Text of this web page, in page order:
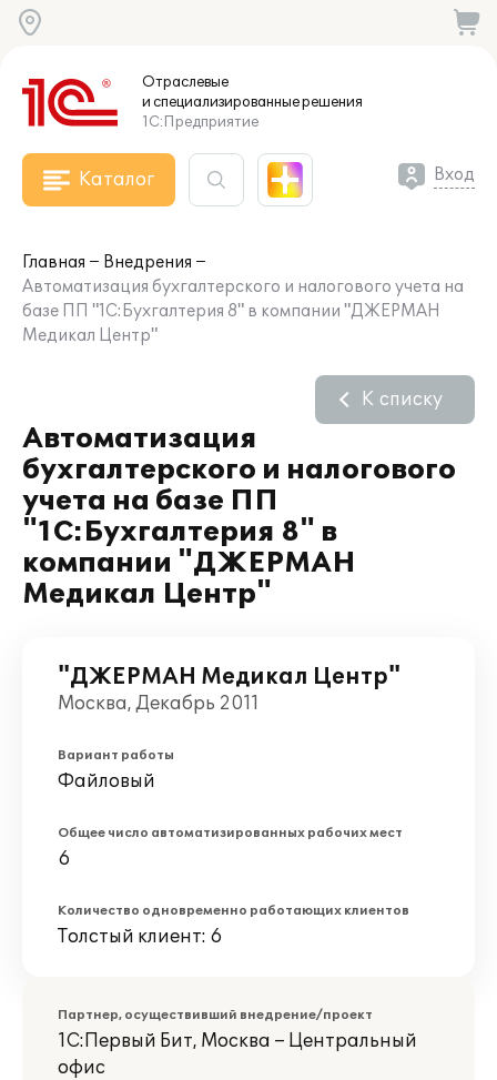
Отраслевые
и специализированныерешения
1С:Предприятие
Каталог Вход
Главная
Внедрения
Автоматизация бухгалтерского и налогового учета на
базе ПП "1С:Бухгалтерия 8" в компании "ДЖЕРМАН
Медикал Центр"
Автоматизация
бухгалтерского и налогового
учета на базе ПП
"1С:Бухгалтерия 8" в
компании "ДЖЕРМАН
Медикал Центр"
К списку
"ДЖЕРМАН Медикал Центр"
Москва, Декабрь 2011
Вариант работы
Файловый
Общее число автоматизированных рабочих мест
6
Количество одновременно работающих клиентов
Толстый клиент: 6
Партнер, осуществивший внедрение/проект
1С:Первый Бит, Москва – Центральный
офис